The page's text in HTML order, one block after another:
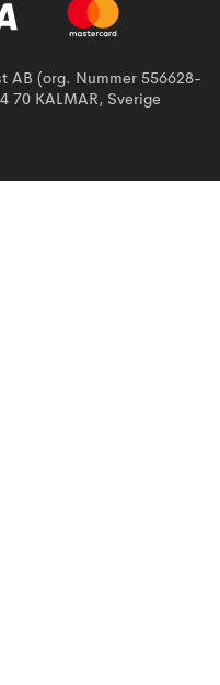
AB (org. Nummer 556628-
70 KALMAR, Sverige